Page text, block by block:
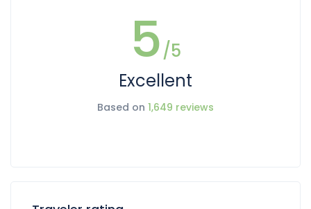
5/5
Excellent
Based on 1,649 reviews